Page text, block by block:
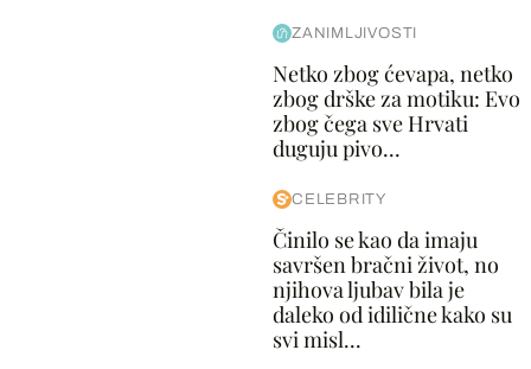
ZANIMLJIVOSTI
Netko zbog ćevapa, netko
zbog drške za motiku: Evo
zbog čega sve Hrvati
duguju pivo...
CELEBRITY
Činilo se kao da imaju
savršen bračni život, no
njihova ljubav bila je
daleko od idilične kako su
svi misl...